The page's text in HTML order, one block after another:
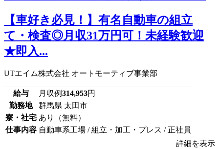
【車好き必見！】有名自動車の組立
て・検査◎月収31万円可！未経験歓迎
★即入...
UTエイム株式会社 オートモーティブ事業部
給与 月収例314,953円
勤務地
群馬県 太田市
寮・社宅 あり（無料）
仕事内容 自動車系工場 / 組立・加工・プレス / 正社員
詳細を表示